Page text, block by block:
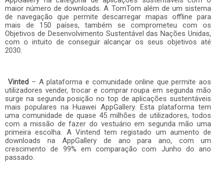
maior número de downloads. A TomTom além de um sistema
de navegação que permite descarregar mapas offline para
mais de 150 países, também se comprometeu com os
Objetivos de Desenvolvimento Sustentável das Nações Unidas,
com o intuito de conseguir alcançar os seus objetivos até
2030.
Vinted – A plataforma e comunidade online que permite aos
utilizadores vender, trocar e comprar roupa em segunda mão
surge na segunda posição no top de aplicações sustentáveis
mais populares na Huawei AppGallery. Esta plataforma tem
uma comunidade de quase 45 milhões de utilizadores, todos
com a missão de fazer do vestuário em segunda mão uma
primeira escolha. A Vintend tem registado um aumento de
downloads na AppGallery de ano para ano, com um
crescimento de 99% em comparação com Junho do ano
passado.